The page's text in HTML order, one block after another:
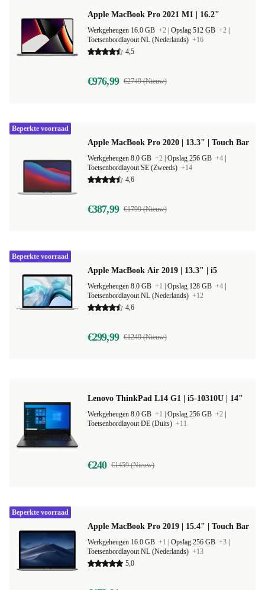
Apple MacBook Pro 2021 M1 | 16.2"
Werkgeheugen 16.0 GB +2 Opslag 512 GB +2
Toetsenbordlayout NL (Nederlands) +16
4,5
€976,99 €2749 (Nieuw)
Apple MacBook Pro 2020 | 13.3" | Touch Bar
Werkgeheugen 8.0 GB +2 Opslag 256 GB +4
Toetsenbordlayout SE (Zweeds) +14
4,6
€387,99 €1799 (Nieuw)
Beperkte voorraad
Apple MacBook Air 2019 | 13.3" | i5
Werkgeheugen 8.0 GB +1 Opslag 128 GB +4
Toetsenbordlayout NL (Nederlands) +12
4,6
€299,99 €1249 (Nieuw)
Beperkte voorraad
Lenovo ThinkPad L14 G1 | i5-10310U | 14"
Werkgeheugen 8.0 GB +1 Opslag 256 GB +2
Toetsenbordlayout DE (Duits) +11
€240 €1459 (Nieuw)
Apple MacBook Pro 2019 | 15.4" | Touch Bar
Werkgeheugen 16.0 GB +1 Opslag 256 GB +3
Toetsenbordlayout NL (Nederlands) +13
5,0
Beperkte voorraad